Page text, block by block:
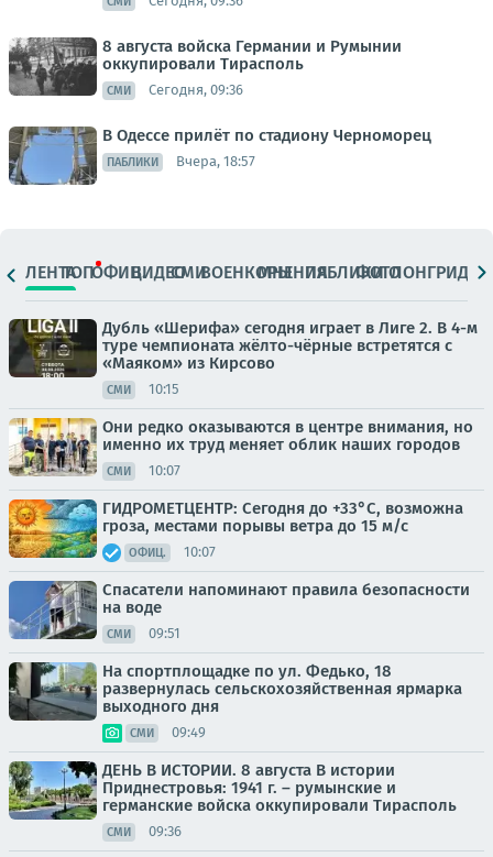
8 августа войска Германии и Румынии
оккупировали Тирасполь
СМИ Сегодня, 09:36
В Одессе прилёт по стадиону Черноморец
ПАБЛИКИ Вчера, 18:57
ЛЕНТАТОПОФИЦ.ВИДЕОСМИВОЕНКОРЫМНЕНИЯПАБЛИКИ
ФОТОЛОНГРИДЫ
Дубль «Шерифа» сегодня играет в Лиге 2. В 4-м
туре чемпионата жёлто-чёрные встретятся с
«Маяком» из Кирсово
СМИ 10:15
Они редко оказываются в центре внимания, но
именно их труд меняет облик наших городов
СМИ 10:07
ГИДРОМЕТЦЕНТР: Сегодня до +33°С, возможна
гроза, местами порывы ветра до 15 м/с
ОФИЦ. 10:07
Спасатели напоминают правила безопасности
на воде
СМИ 09:51
На спортплощадке по ул. Федько, 18
развернулась сельскохозяйственная ярмарка
выходного дня
СМИ 09:49
ДЕНЬ В ИСТОРИИ. 8 августа В истории
Приднестровья: 1941 г. – румынские и
германские войска оккупировали Тирасполь
СМИ 09:36